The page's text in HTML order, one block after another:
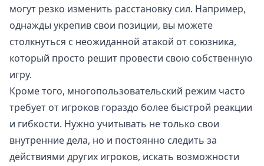
могут резко изменить расстановку сил. Например,
однажды укрепив свои позиции, вы можете
столкнуться с неожиданной атакой от союзника,
который просто решит провести свою собственную
игру.
Кроме того, многопользовательский режим часто
требует от игроков гораздо более быстрой реакции
и гибкости. Нужно учитывать не только свои
внутренние дела, но и постоянно следить за
действиями других игроков, искать возможности